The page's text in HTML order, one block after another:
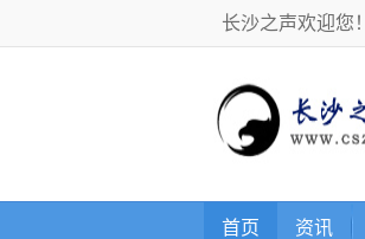
长沙之声欢迎您！
首页 资讯